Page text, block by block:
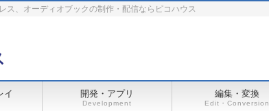
ス、オーディオブックの制作・配信ならピコハウス
イ 開発・アプリ
Development
編集・変換
Edit・Conversion